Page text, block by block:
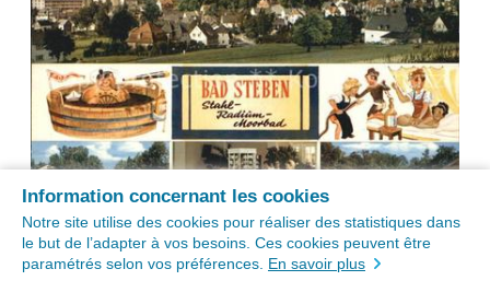
Information concernant les cookies
Notre site utilise des cookies pour réaliser des statistiques dans
le but de l’adapter à vos besoins. Ces cookies peuvent être
paramétrés selon vos préférences. En savoir plus